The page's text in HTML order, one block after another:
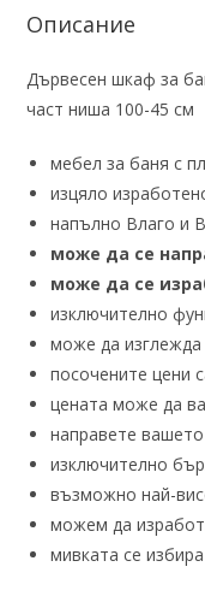
Описание
Дървесен шкаф за
част ниша 100-45 см
мебел за баня с
изцяло
напълно Влаго и
може да се
може да се
изключително
може да
посочените цени
цената може да
направете
изключително
възможно най-
можем да
мивката се